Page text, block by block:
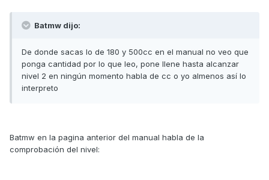
Batmw dijo:
De donde sacas lo de 180 y 500cc en el manual no veo que
ponga cantidad por lo que leo, pone llene hasta alcanzar
nivel 2 en ningún momento habla de cc o yo almenos así lo
interpreto
Batmw en la pagina anterior del manual habla de la
comprobación del nivel: